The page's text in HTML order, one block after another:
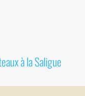
à la Saligue